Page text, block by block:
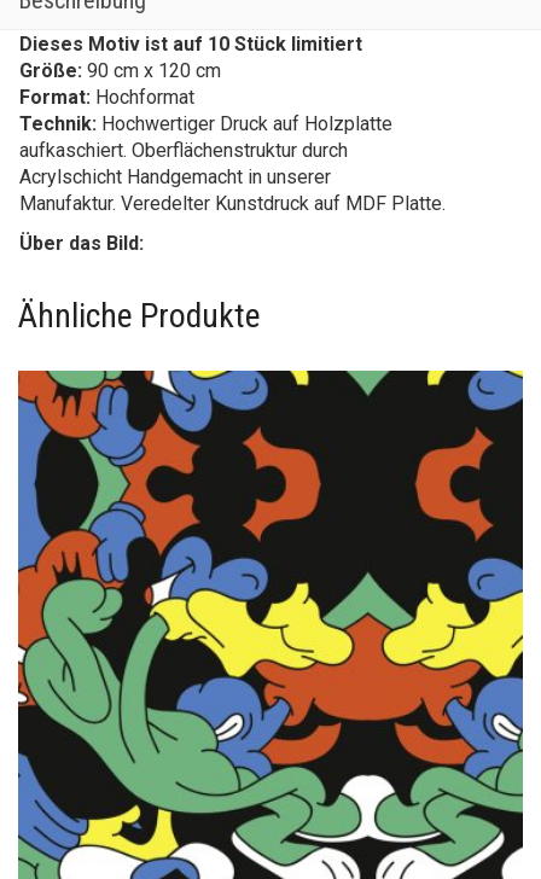
Dieses Motiv ist auf 10 Stück limitiert
Größe: 90 cm x 120 cm
Format: Hochformat
Technik: Hochwertiger Druck auf Holzplatte
aufkaschiert. Oberflächenstruktur durch
Acrylschicht Handgemacht in unserer
Manufaktur. Veredelter Kunstdruck auf MDF Platte.
Über das Bild:
Ähnliche Produkte